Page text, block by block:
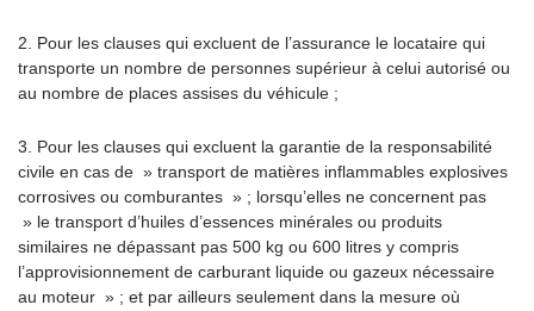
2. Pour les clauses qui excluent de l’assurance le locataire qui
transporte un nombre de personnes supérieur à celui autorisé ou
au nombre de places assises du véhicule ;
3. Pour les clauses qui excluent la garantie de la responsabilité
civile en cas de » transport de matières inflammables explosives
corrosives ou comburantes » ; lorsqu’elles ne concernent pas
» le transport d’huiles d’essences minérales ou produits
similaires ne dépassant pas 500 kg ou 600 litres y compris
l’approvisionnement de carburant liquide ou gazeux nécessaire
au moteur » ; et par ailleurs seulement dans la mesure où